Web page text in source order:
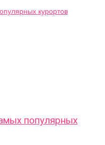
популярных